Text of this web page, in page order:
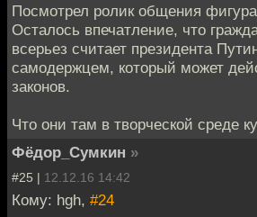
Посмотрел ролик общения
Осталось впечатление, что
всерьез считает президента
самодержцем, который может
законов.
Что они там в творческой среде
Фёдор_Сумкин »
#25 | 12.12.16 14:42
Кому: hgh, #24